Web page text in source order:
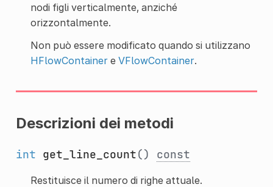
nodi figli verticalmente, anziché
orizzontalmente.
Non può essere modificato quando si utilizzano
HFlowContainere VFlowContainer.
Descrizioni dei metodi
int get_line_count() const
Restituisce il numero di righe attuale.